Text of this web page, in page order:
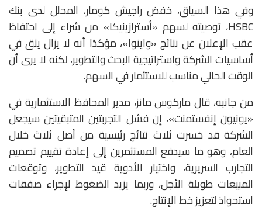
وفي هذا السياق، خفض راجيش كومار، المحلل لدى بنك
HSBC، توصيته لسهم «أسترازينيكا» من شراء إلى احتفاظ
عقب الإعلان عن نتائج «واينوا»، مؤكدًا أنه لا يزال يثق في
أساسيات الشركة واستراتيجية البحث والتطوير، لكنه لا يرى أن
الوقت الحالي مناسب للاستثمار في السهم.
من جانبه، قال ماركوس مانز، مدير المحافظ الاستثمارية في
«يونيون إنفستمنت»، إن فشل التجربتين المتبقيتين سيجعل
الشركة قد خسرت ثلاث نتائج رئيسية من أصل ثلاث خلال
العام، وهو ما سيدفع المستثمرين إلى إعادة تقييم تصميم
التجارب السريرية، واختيار الأدوية قيد التطوير، وتوقعات
المبيعات طويلة الأجل، وربما يزيد الضغوط لإجراء صفقات
استحواذ لتعزيز خط الإنتاج.